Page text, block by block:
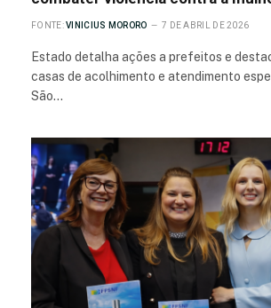
FONTE: VINICIUS MORORO 7 DE ABRIL DE 2026
Estado detalha ações a prefeitos e
casas de acolhimento e atendimento
São…